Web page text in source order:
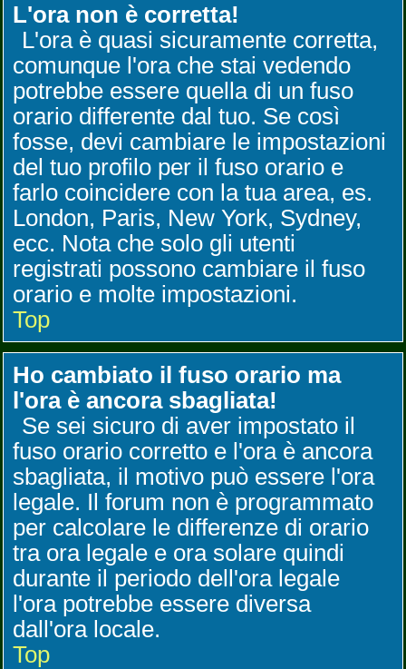
L'ora non è corretta!
L'ora è quasi sicuramente corretta,
comunque l'ora che stai vedendo
potrebbe essere quella di un fuso
orario differente dal tuo. Se così
fosse, devi cambiare le impostazioni
del tuo profilo per il fuso orario e
farlo coincidere con la tua area, es.
London, Paris, New York, Sydney,
ecc. Nota che solo gli utenti
registrati possono cambiare il fuso
orario e molte impostazioni.
Top
Ho cambiato il fuso orario ma
l'ora è ancora sbagliata!
Se sei sicuro di aver impostato il
fuso orario corretto e l'ora è ancora
sbagliata, il motivo può essere l'ora
legale. Il forum non è programmato
per calcolare le differenze di orario
tra ora legale e ora solare quindi
durante il periodo dell'ora legale
l'ora potrebbe essere diversa
dall'ora locale.
Top